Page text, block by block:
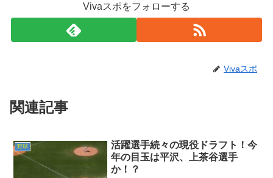
Vivaスポをフォローする
Vivaスポ
関連記事
野球
活躍選手続々の現役ドラフト！今
年の目玉は平沢、上茶谷選手
か！？